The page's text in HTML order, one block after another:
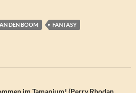
DEN BOOM
FANTASY